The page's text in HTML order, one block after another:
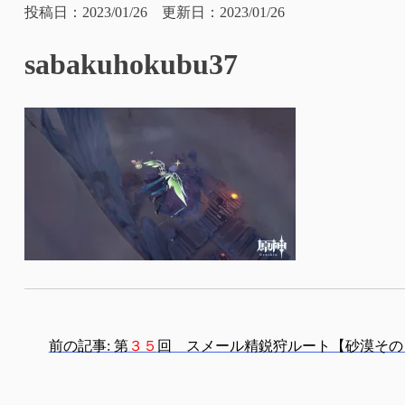
投稿日：2023/01/26 更新日：2023/01/26
sabakuhokubu37
投前の記事: 第３５ 回 スメール精鋭狩ルート【砂漠その